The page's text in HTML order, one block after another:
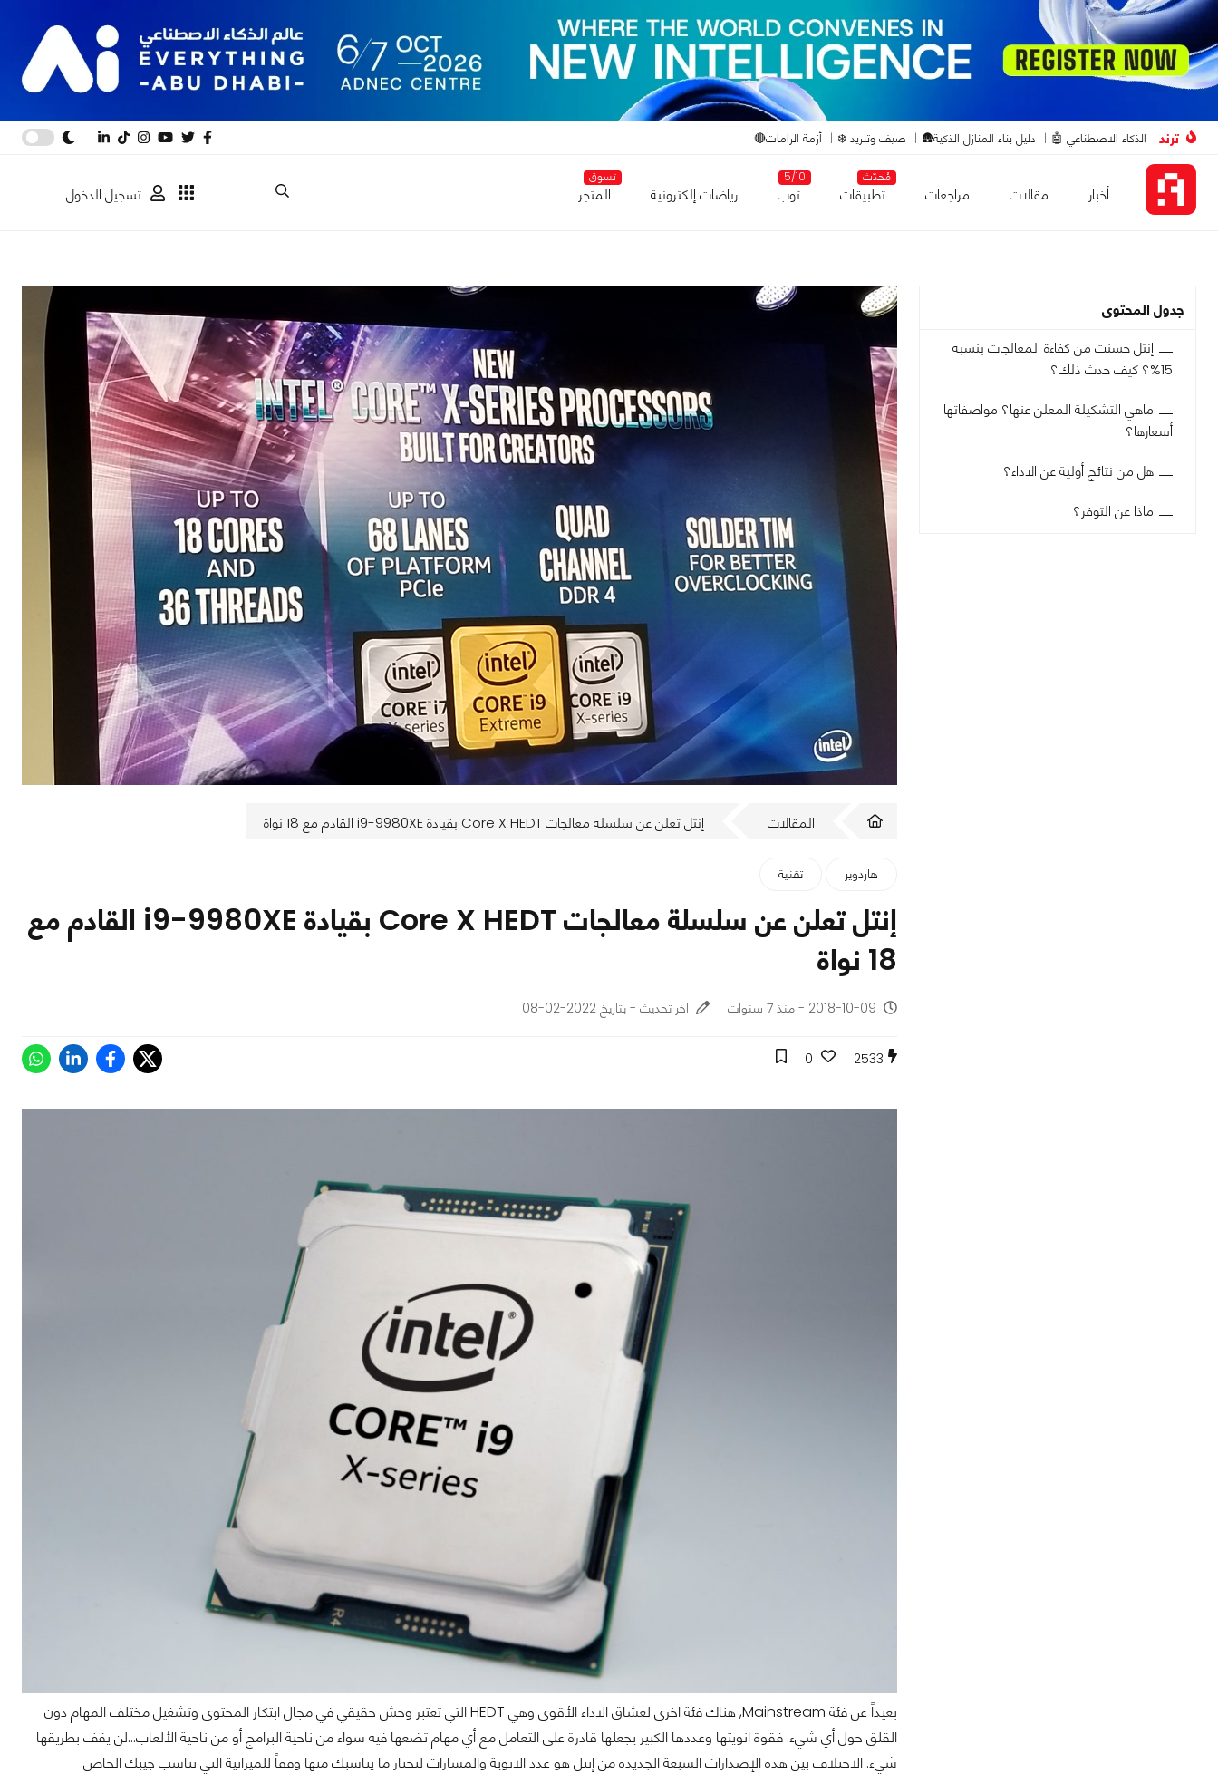
ترند الذكاء الاصطناعي 🤖 دليل بناء المنازل الذكية🛖 صيف وتبريد ❄️ أزمة الرامات🔴
أخبار مقالات مراجعات
مُحدّث
تطبيقات
5/10
توب رياضات إلكترونية
تسوق
المتجر تسجيل الدخول
جدول المحتوى
إنتل حسنت من كفاءة المعالجات بنسبة
15%؟ كيف حدث ذلك؟
ماهي التشكيلة المعلن عنها؟ مواصفاتها
أسعارها؟
هل من نتائج أولية عن الاداء؟
ماذا عن التوفر؟
المقالات إنتل تعلن عن سلسلة معالجات Core X HEDT بقيادة i9-9980XE القادم مع 18 نواة
هاردوير تقنية
إنتل تعلن عن سلسلة معالجات Core X HEDT بقيادة i9-9980XE القادم مع
18 نواة
2018-10-09 - منذ 7 سنوات اخر تحديث - بتاريخ 2022-02-08
2533
0
بعيداً عن فئة Mainstream, هناك فئة اخرى لعشاق الاداء الأقوى وهي HEDT التي تعتبر وحش حقيقي في مجال ابتكار المحتوى وتشغيل مختلف المهام دون
القلق حول أي شيء. فقوة انويتها وعددها الكبير يجعلها قادرة على التعامل مع أي مهام تضعها فيه سواء من ناحية البرامج أو من ناحية الألعاب...لن يقف بطريقها
شيء. الاختلاف بين هذه الإصدارات السبعة الجديدة من إنتل هو عدد الانوية والمسارات لتختار ما يناسبك منها وفقاً للميزانية التي تناسب جيبك الخاص.